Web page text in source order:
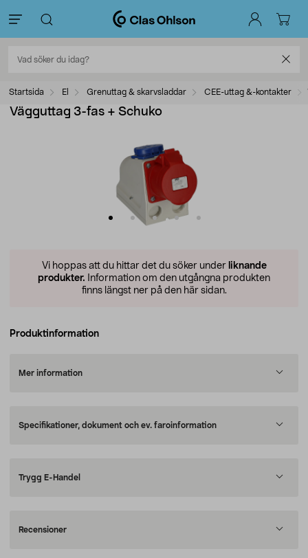
Startsida El Grenuttag & skarvsladdar CEE-uttag &-kontakter
Vägguttag 3-fas + Schuko
Vi hoppas att du hittar det du söker under liknande
produkter. Information om den utgångna produkten
finns längst ner på den här sidan.
Produktinformation
Mer information
Specifikationer, dokument och ev. faroinformation
Trygg E-Handel
Recensioner